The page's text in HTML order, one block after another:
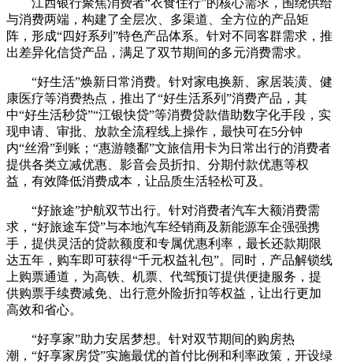
与消费两端，构建了全层次、多渠道、全方位的产品矩
阵，形成“四好系列”特色产品体系。针对不同客群需求，推
出差异化信贷产品，满足了双节期间的多元消费需求。
“好生活”焕新日常消费。针对家电换新、家居装潢、健
康医疗等消费热点，推出了“好生活系列”消费产品，其
中“好生活秒贷”“江银快贷”等消费贷款借助数字化手段，实
现申请、审批、放款全流程线上操作，最快可在5分钟
内“丝滑”到账；“惠游赣鄱”文旅信用卡为日常出行的消费者
提供各类立减优惠、影音会员折扣、分期付款优惠等权
益，有效降低消费成本，让品质生活轻松可及。
“好旅途”护航双节出行。针对消费者汽车大额消费需
求，“好旅途车贷”与本地汽车经销商及新能源车企强强携
手，提供灵活的贷款额度和专属优惠利率，最长还款期限
达五年，购车即可获得“千元权益礼包”。同时，产品解锁线
上购票通道，为高铁、机票、代驾预订提供便捷服务，提
供购票手续费减免、出行意外险折扣等权益，让出行更加
高效和省心。
“好享家”助力安居梦想。针对双节期间的购房热
潮，“好享家房贷”实施最优的首付比例和利率政策，开设绿